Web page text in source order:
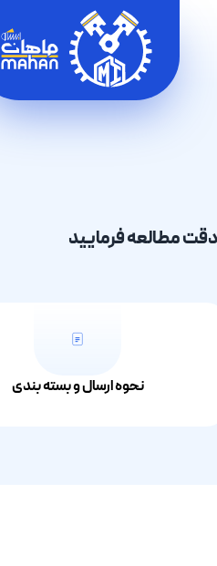
مطالعه فرمایید
نحوه ارسال و بسته بندی